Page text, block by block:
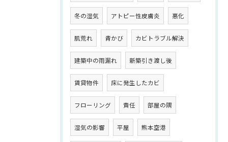
冬の湿気 アトピー性皮膚炎 悪化
肌荒れ 青かび カビトラブル解決
建築中の雨漏れ 新築引き渡し後
賃貸物件 床に発生したカビ
フローリング 責任 部屋の隅
湿気の影響 平屋 熊本空港